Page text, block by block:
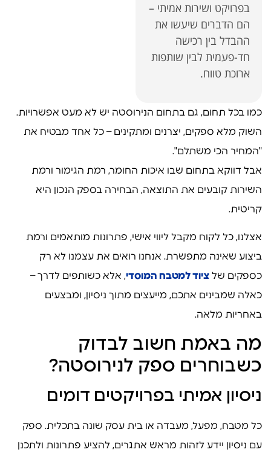
בפרויקט ושירות אמיתי –
הם הדברים שיעשו את
ההבדל בין רכישה
חד-פעמית לבין שותפות
ארוכת טווח.
כמו בכל תחום, גם בתחום הנירוסטה יש לא מעט אפשרויות.
השוק מלא ספקים, יצרנים ומתקינים – כל אחד מבטיח את
"המחיר הכי משתלם".
אבל דווקא בתחום שבו איכות החומר, רמת הגימור ורמת
השירות קובעים את התוצאה, הבחירה בספק הנכון היא
קריטית.
אצלנו, כל לקוח מקבל ליווי אישי, פתרונות מותאמים ורמת
ביצוע שאינה מתפשרת. אנחנו רואים את עצמנו לא רק
כספקים של ציוד למטבח המוסדי, אלא כשותפים לדרך –
כאלה שמבינים אתכם, מייעצים מתוך ניסיון, ומבצעים
באחריות מלאה.
מה באמת חשוב לבדוק
כשבוחרים ספק לנירוסטה?
ניסיון אמיתי בפרויקטים דומים
כל מטבח, מפעל, מעבדה או בית עסק שונה בתכלית. ספק
עם ניסיון יידע לזהות מראש אתגרים, להציע פתרונות ולתכנן